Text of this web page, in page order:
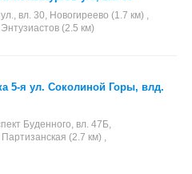
вл. 30, Новогиреево (1.7 км) ,
(2.5 км)
5-я ул. Соколиной Горы, влд.
Буденного, вл. 47Б,
(2.7 км) ,